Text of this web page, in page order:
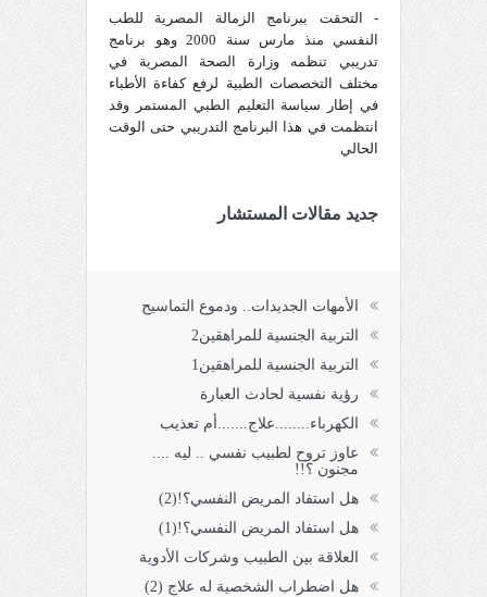
- التحقت ببرنامج الزمالة المصرية للطب
النفسي منذ مارس سنة 2000 وهو برنامج
تدريبي تنظمه وزارة الصحة المصرية في
مختلف التخصصات الطبية لرفع كفاءة الأطباء
في إطار سياسة التعليم الطبي المستمر وقد
انتظمت في هذا البرنامج التدريبي حتى الوقت
الحالي
جديد مقالات المستشار
الأمهات الجديدات.. ودموع التماسيح
التربية الجنسية للمراهقين2
التربية الجنسية للمراهقين1
رؤية نفسية لحادث العبارة
الكهرباء........علاج.......أم تعذيب
عاوز تروح لطبيب نفسي .. ليه ....
مجنون ؟!!
هل استفاد المريض النفسي؟!(2)
هل استفاد المريض النفسي؟!(1)
العلاقة بين الطبيب وشركات الأدوية
هل اضطراب الشخصية له علاج (2)